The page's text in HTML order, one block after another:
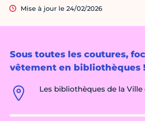
Sous toutes les coutures,
vêtement en bibliothèques !
Les bibliothèques de la Ville
Mise à jour le 24/02/2026